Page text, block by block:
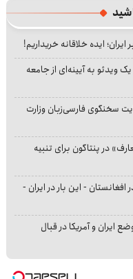
ایده خلاقانه خریداریم!
ویدئو به آیینه‌ای از جامعه
سخنگوی فارسی‌زبان وزارت
در پنتاگون برای تنبیه
افغانستان - این بار در ایران -
ایران و آمریکا در قبال